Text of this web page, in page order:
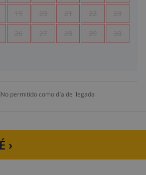
19 20 21 22 23
26 27 28 29 30
No permitido como día de llegada
›